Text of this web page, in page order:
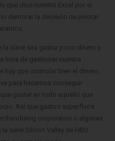
que dice nuestro Excel por si
demorar la decisión de pivotar
clave sea gastar poco dinero y
hora de gestionar nuestra
hay que controlar bien el dinero,
para hacernos conseguir
gastar en todo aquello que
Así que gastos superfluos
corporativo o algunas
serie Silicon Valley de HBO